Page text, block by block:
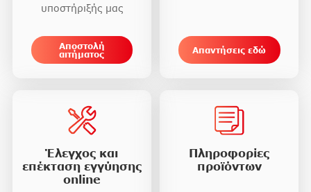
υποστήριξής μας
Αποστολή
αιτήματος
Απαντήσεις εδώ
Έλεγχος και
επέκταση εγγύησης
online
Πληροφορίες
προϊόντων